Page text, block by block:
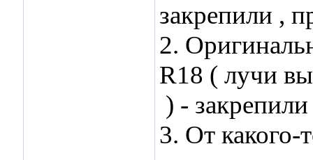
закрепили ,
2.
R18 ( лучи
) -
3. От какого-